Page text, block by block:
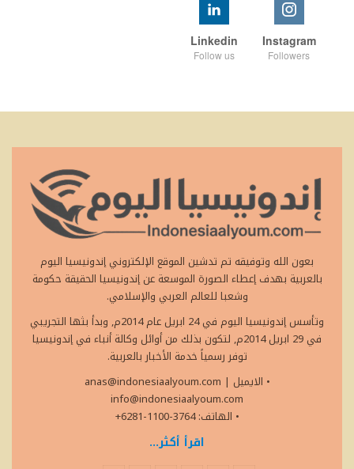
Instagram
Followers
Linkedin
Follow us
بعون الله وتوفيقه تم تدشين الموقع الإلكتروني إندونيسيا اليوم
بالعربية بهدف إعطاء الصورة الموسعة عن إندونيسيا الحقيقة حكومة
وشعبا للعالم العربي والإسلامي.
وتأسس إندونيسيا اليوم في 24 ابريل عام 2014م, وبدأ بثها التجريبي
في 29 ابريل 2014م, لتكون بذلك من أوائل وكالة أنباء في إندونيسيا
توفر رسمياً خدمة الأخبار بالعربية.
• الايميل
anas@indonesiaalyoum.com |
info@indonesiaalyoum.com
• الهاتف: 3764-1100-6281+
اقرأ أكثر...